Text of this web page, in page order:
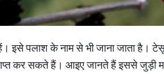
इसे पलाश के नाम से भी जाना जाता
कर सकते हैं। आइए जानते हैं इससे जुड़ी